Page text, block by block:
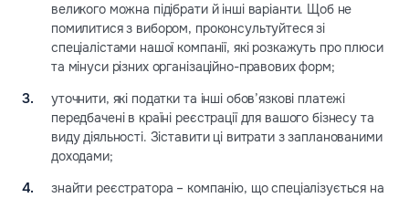
великого можна підібрати й інші варіанти. Щоб не
помилитися з вибором, проконсультуйтеся зі
спеціалістами нашої компанії, які розкажуть про плюси
та мінуси різних організаційно-правових форм;
уточнити, які податки та інші обов’язкові платежі
передбачені в країні реєстрації для вашого бізнесу та
виду діяльності. Зіставити ці витрати з запланованими
доходами;
знайти реєстратора – компанію, що спеціалізується на